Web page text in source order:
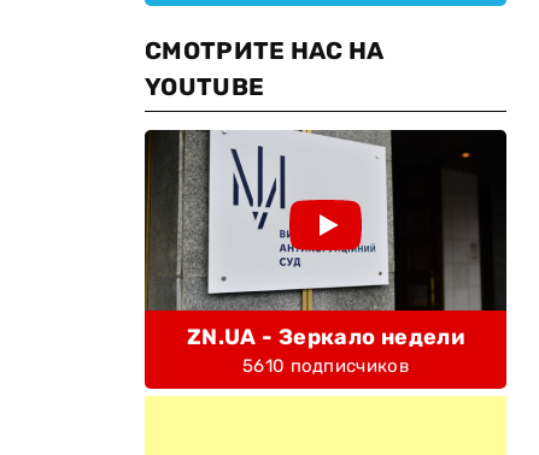
СМОТРИТЕ НАС НА
YOUTUBE
ZN.UA - Зеркало недели
5610 подписчиков